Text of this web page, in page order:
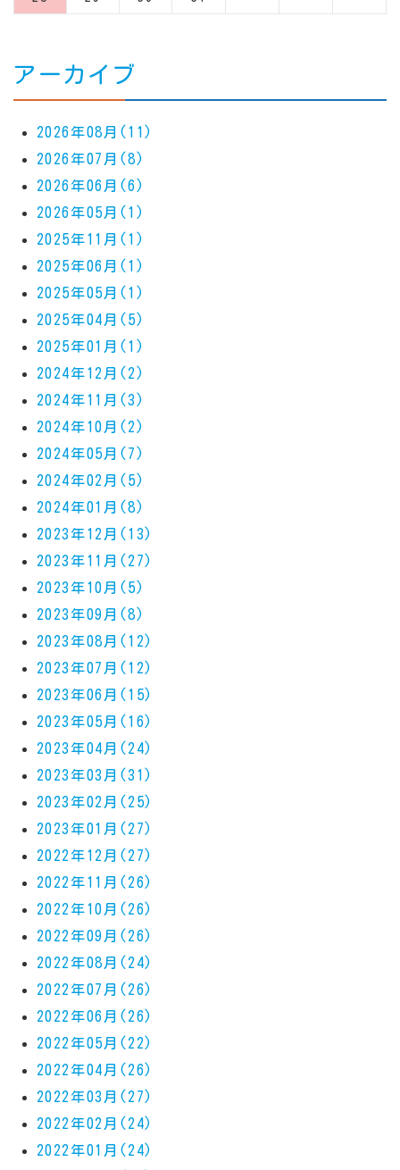
アーカイブ
2026年08月(11)
2026年07月(8)
2026年06月(6)
2026年05月(1)
2025年11月(1)
2025年06月(1)
2025年05月(1)
2025年04月(5)
2025年01月(1)
2024年12月(2)
2024年11月(3)
2024年10月(2)
2024年05月(7)
2024年02月(5)
2024年01月(8)
2023年12月(13)
2023年11月(27)
2023年10月(5)
2023年09月(8)
2023年08月(12)
2023年07月(12)
2023年06月(15)
2023年05月(16)
2023年04月(24)
2023年03月(31)
2023年02月(25)
2023年01月(27)
2022年12月(27)
2022年11月(26)
2022年10月(26)
2022年09月(26)
2022年08月(24)
2022年07月(26)
2022年06月(26)
2022年05月(22)
2022年04月(26)
2022年03月(27)
2022年02月(24)
2022年01月(24)